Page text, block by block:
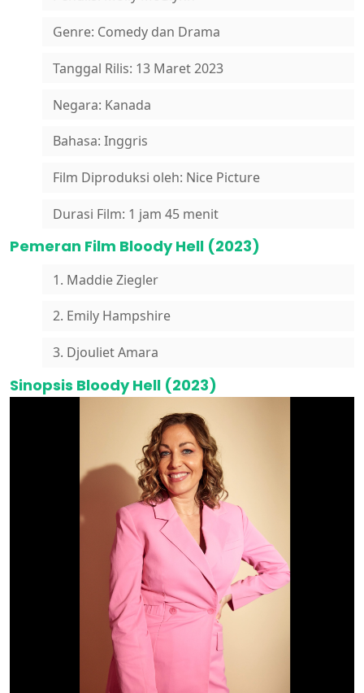
Genre: Comedy dan Drama
Tanggal Rilis: 13 Maret 2023
Negara: Kanada
Bahasa: Inggris
Film Diproduksi oleh: Nice Picture
Durasi Film: 1 jam 45 menit
Pemeran Film Bloody Hell (2023)
1. Maddie Ziegler
2. Emily Hampshire
3. Djouliet Amara
Sinopsis Bloody Hell (2023)